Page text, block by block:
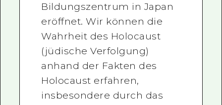
Bildungszentrum in Japan
eröffnet. Wir können die
Wahrheit des Holocaust
(jüdische Verfolgung)
anhand der Fakten des
Holocaust erfahren,
insbesondere durch das